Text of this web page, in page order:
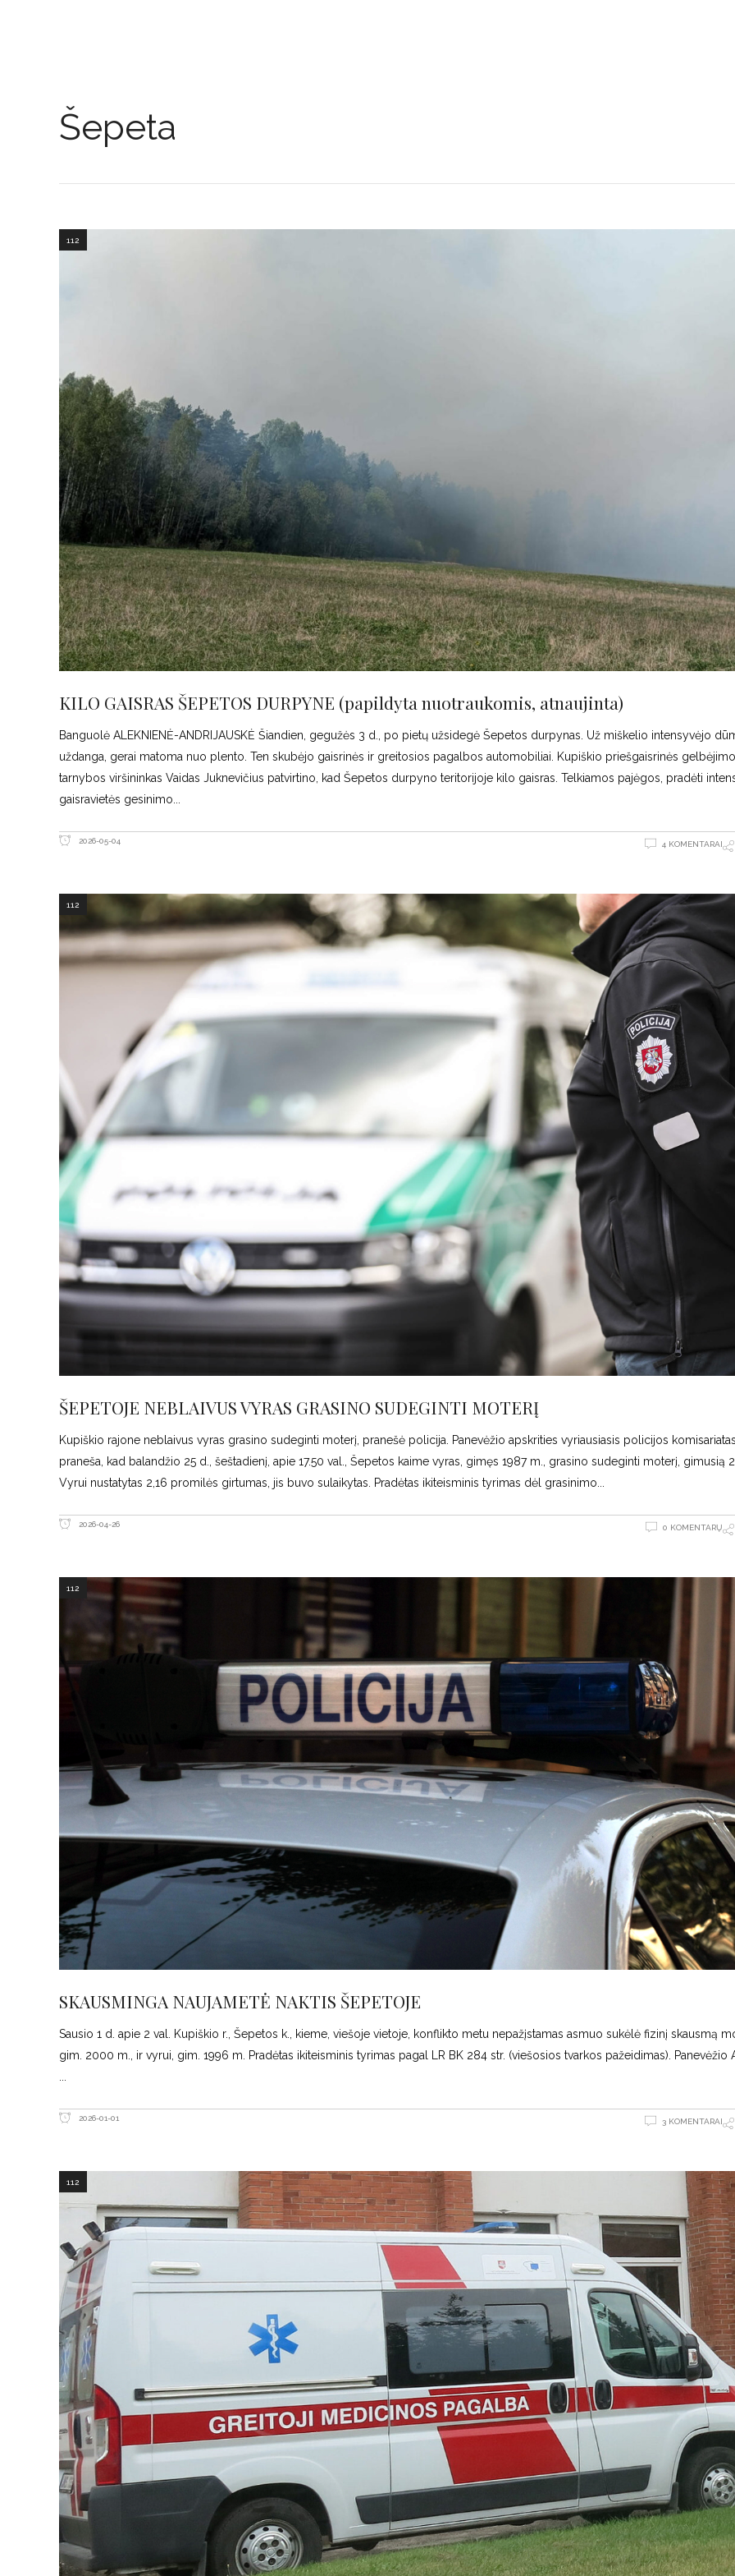
Šepeta
112
KILO GAISRAS ŠEPETOS DURPYNE (papildyta nuotraukomis, atnaujinta)
Banguolė ALEKNIENĖ-ANDRIJAUSKĖ Šiandien, gegužės 3 d., po pietų užsidegė Šepetos durpynas. Už miškelio intensyvėjo
uždanga, gerai matoma nuo plento. Ten skubėjo gaisrinės ir greitosios pagalbos automobiliai. Kupiškio priešgaisrinės gelbėjimo
tarnybos viršininkas Vaidas Juknevičius patvirtino, kad Šepetos durpyno teritorijoje kilo gaisras. Telkiamos pajėgos, pradėti
gaisravietės gesinimo
2026-05-04 4 KOMENTARAI
112
ŠEPETOJE NEBLAIVUS VYRAS GRASINO SUDEGINTI MOTERĮ
Kupiškio rajone neblaivus vyras grasino sudeginti moterį, pranešė policija. Panevėžio apskrities vyriausiasis policijos
praneša, kad balandžio 25 d., šeštadienį, apie 17.50 val., Šepetos kaime vyras, gimęs 1987 m., grasino sudeginti moterį, gimusią
Vyrui nustatytas 2,16 promilės girtumas, jis buvo sulaikytas. Pradėtas ikiteisminis tyrimas dėl grasinimo
2026-04-26 0 KOMENTARŲ
112
SKAUSMINGA NAUJAMETĖ NAKTIS ŠEPETOJE
Sausio 1 d. apie 2 val. Kupiškio r., Šepetos k., kieme, viešoje vietoje, konflikto metu nepažįstamas asmuo sukėlė fizinį skausmą
gim. 2000 m., ir vyrui, gim. 1996 m. Pradėtas ikiteisminis tyrimas pagal LR BK 284 str. (viešosios tvarkos pažeidimas). Panevėžio
2026-01-01 3 KOMENTARAI
112